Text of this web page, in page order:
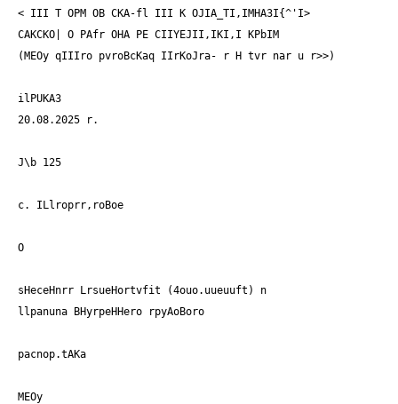
< III T OPM OB CKA-fl III K OJIA_TI,IMHA3I{^'I>
CAKCKO| O PAfr OHA PE CIIYEJII,IKI,I KPbIM
(MEOy qIIIro pvroBcKaq IIrKoJra- r H tvr nar u r>>)
ilPUKA3
20.08.2025 r.
J\b 125
c. ILlroprr,roBoe
O
sHeceHnrr LrsueHortvfit (4ouo.uueuuft) n
llpanuna BHyrpeHHero rpyAoBoro
pacnop.tAKa
MEOy